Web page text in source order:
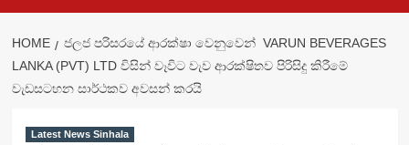
HOME
ජලජ පරිසරයේ ආරක්ෂා වෙනුවෙන් VARUN BEVERAGES
LANKA (PVT) LTD විසින් වෑවිට වැව ආරක්ෂිතව පිරිසිදු කිරීමේ
වැඩසටහන සාර්ථකව අවසන් කරයි
Latest News Sinhala